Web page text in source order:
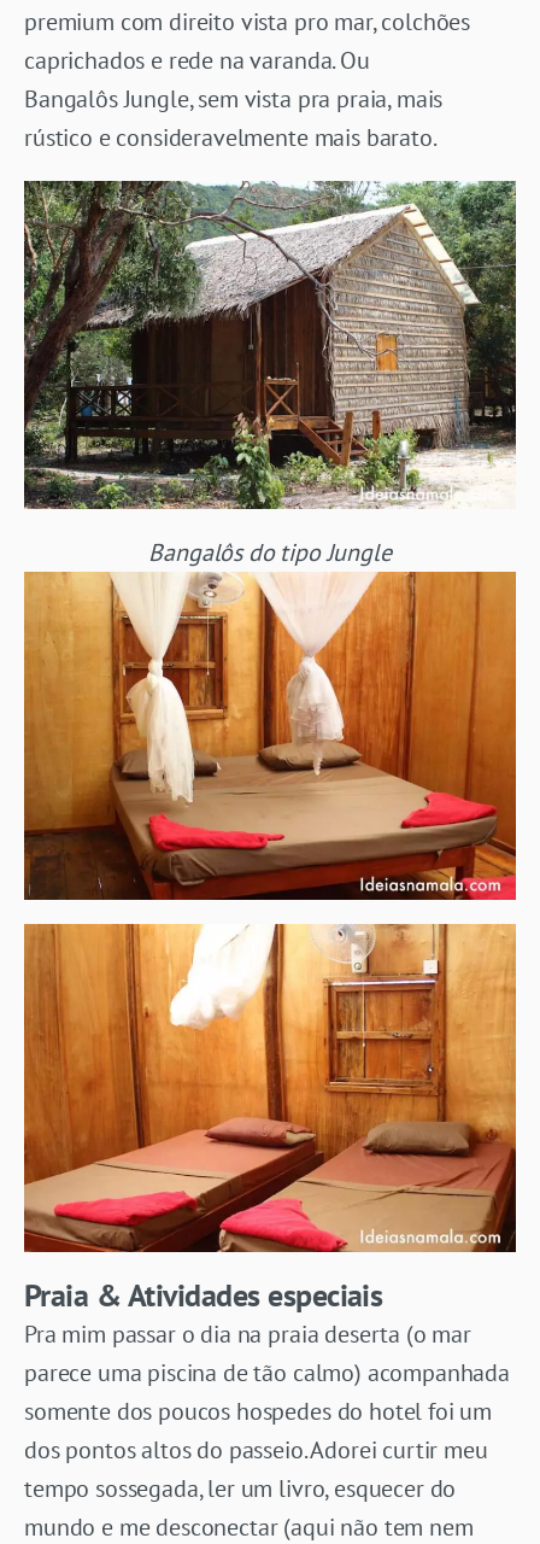
premium com direito vista pro mar, colchões
caprichados e rede na varanda. Ou
Bangalôs Jungle, sem vista pra praia, mais
rústico e consideravelmente mais barato.
Bangalôs do tipo Jungle
Praia & Atividades especiais
Pra mim passar o dia na praia deserta (o mar
parece uma piscina de tão calmo) acompanhada
somente dos poucos hospedes do hotel foi um
dos pontos altos do passeio. Adorei curtir meu
tempo sossegada, ler um livro, esquecer do
mundo e me desconectar (aqui não tem nem